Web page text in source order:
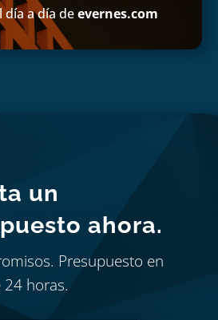
día a día deevernes.com
un
ahora.
Presupuesto en
horas.